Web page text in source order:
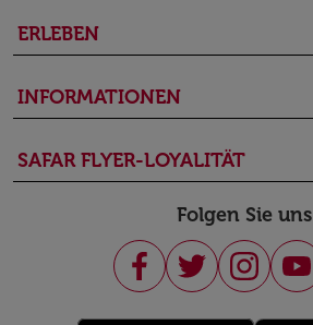
ERLEBEN
INFORMATIONEN
SAFAR FLYER-LOYALITÄT
Folgen Sie uns